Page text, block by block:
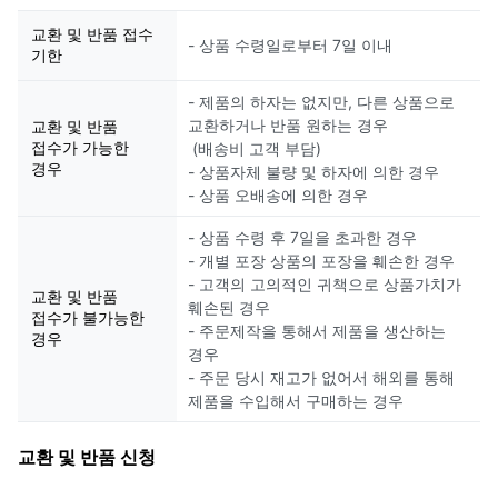
교환 및 반품 접수
기한
- 상품 수령일로부터 7일 이내
교환 및 반품
접수가 가능한
경우
- 제품의 하자는 없지만, 다른 상품으로
교환하거나 반품 원하는 경우
(배송비 고객 부담)
- 상품자체 불량 및 하자에 의한 경우
- 상품 오배송에 의한 경우
교환 및 반품
접수가 불가능한
경우
- 상품 수령 후 7일을 초과한 경우
- 개별 포장 상품의 포장을 훼손한 경우
- 고객의 고의적인 귀책으로 상품가치가
훼손된 경우
- 주문제작을 통해서 제품을 생산하는
경우
- 주문 당시 재고가 없어서 해외를 통해
제품을 수입해서 구매하는 경우
교환 및 반품 신청